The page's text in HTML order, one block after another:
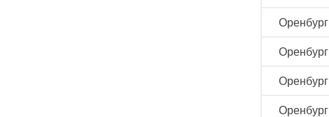
Оренбург
Оренбург
Оренбург
Оренбург